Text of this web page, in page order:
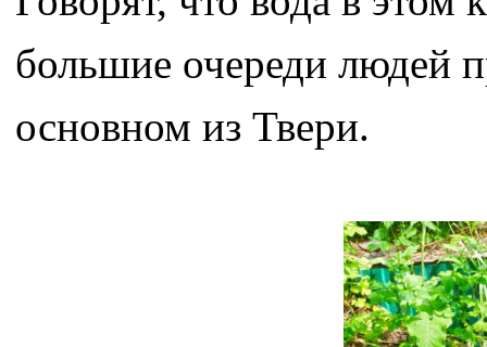
большие очереди людей
основном из Твери.